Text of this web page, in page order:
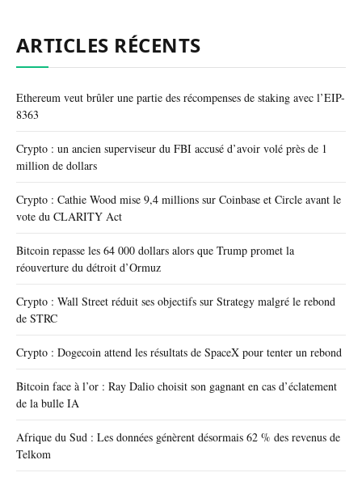
ARTICLES RÉCENTS
Ethereum veut brûler une partie des récompenses de staking avec l’EIP-
8363
Crypto : un ancien superviseur du FBI accusé d’avoir volé près de 1
million de dollars
Crypto : Cathie Wood mise 9,4 millions sur Coinbase et Circle avant le
vote du CLARITY Act
Bitcoin repasse les 64 000 dollars alors que Trump promet la
réouverture du détroit d’Ormuz
Crypto : Wall Street réduit ses objectifs sur Strategy malgré le rebond
de STRC
Crypto : Dogecoin attend les résultats de SpaceX pour tenter un rebond
Bitcoin face à l’or : Ray Dalio choisit son gagnant en cas d’éclatement
de la bulle IA
Afrique du Sud : Les données génèrent désormais 62 % des revenus de
Telkom